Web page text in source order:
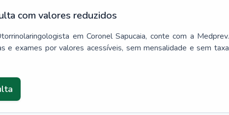
com valores reduzidos
em Coronel Sapucaia, conte com a Medprev.
e exames por valores acessíveis, sem mensalidade e sem taxa